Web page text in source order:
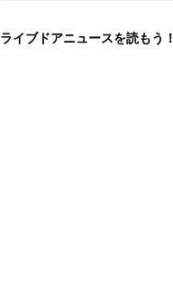
ライブドアニュースを読もう！